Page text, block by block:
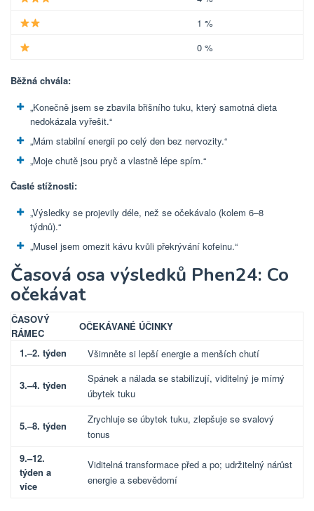
1 %
0 %
Běžná chvála:
„Konečně jsem se zbavila břišního tuku, který samotná dieta
nedokázala vyřešit.“
„Mám stabilní energii po celý den bez nervozity.“
„Moje chutě jsou pryč a vlastně lépe spím.“
Časté stížnosti:
„Výsledky se projevily déle, než se očekávalo (kolem 6–8
týdnů).“
„Musel jsem omezit kávu kvůli překrývání kofeinu.“
Časová osa výsledků Phen24: Co
očekávat
ČASOVÝ
RÁMEC
OČEKÁVANÉ ÚČINKY
1.–2. týden
Všimněte si lepší energie a menších chutí
3.–4. týden
Spánek a nálada se stabilizují, viditelný je mírný
úbytek tuku
5.–8. týden
Zrychluje se úbytek tuku, zlepšuje se svalový
tonus
9.–12.
týden a
více
Viditelná transformace před a po; udržitelný nárůst
energie a sebevědomí